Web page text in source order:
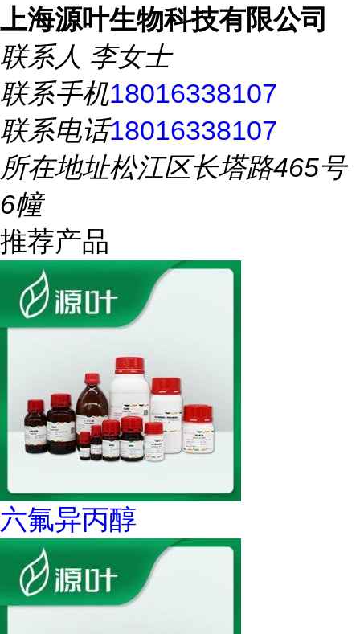
上海源叶生物科技有限公司
联系人 李女士
联系手机18016338107
联系电话18016338107
所在地址松江区长塔路465号
6幢
推荐产品
六氟异丙醇